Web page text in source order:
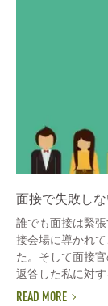
面接で失敗し
誰でも面接は緊
接会場に導かれ
た。そして面接
返答した私に対す
READ MORE